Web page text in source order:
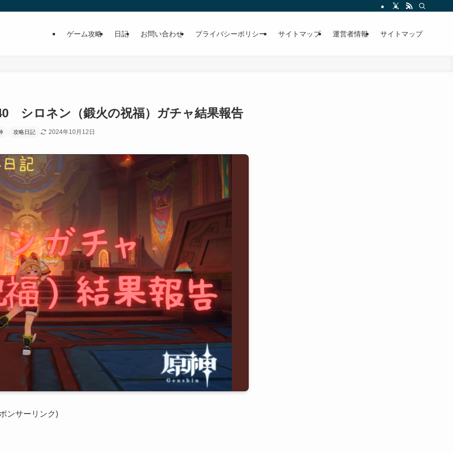
ゲーム攻略 日記 お問い合わせ プライバシーポリシー サイトマップ 運営者情報 サイトマップ
シロネン（鍛火の祝福）ガチャ結果報告
攻略日記 2024年10月12日
ンサーリンク)